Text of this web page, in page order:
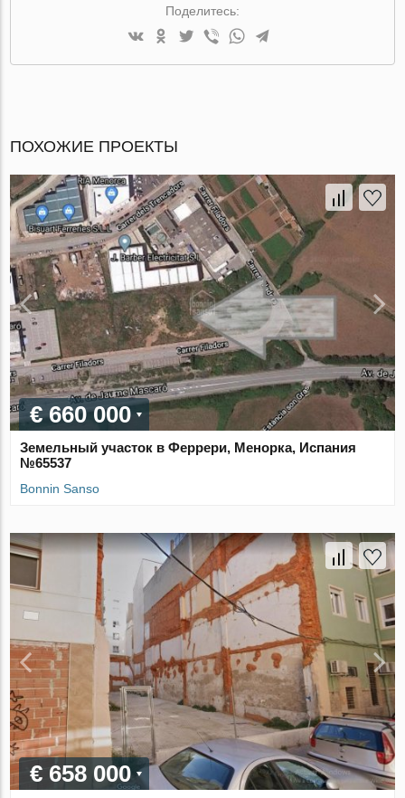
Поделитесь:
ПОХОЖИЕ ПРОЕКТЫ
€ 660 000
Земельный участок в Феррери, Менорка, Испания
№65537
Bonnin Sanso
€ 658 000